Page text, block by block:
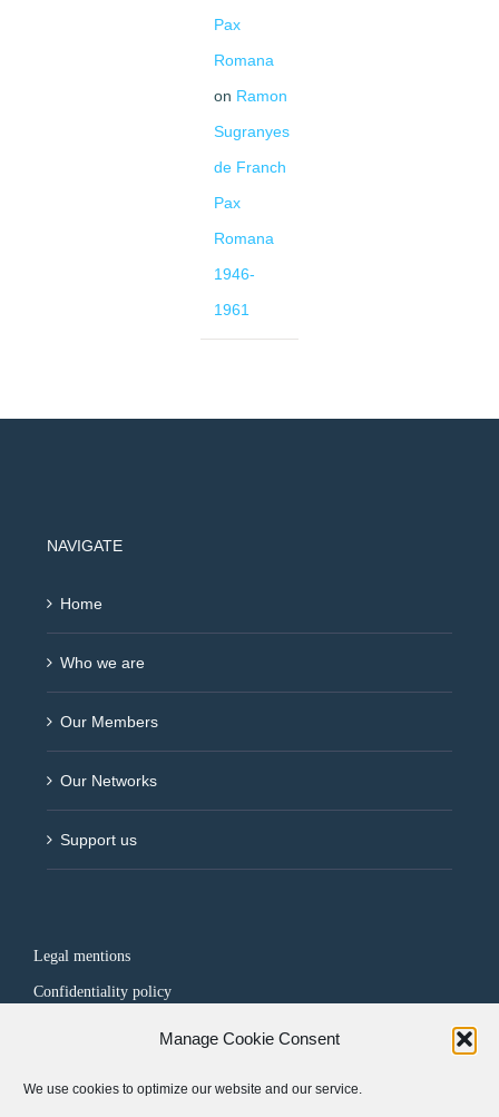
Manage Cookie Consent
We use cookies to optimize our website and our service.
Pax
Romana
on Ramon
Sugranyes
de Franch
Pax
Romana
1946-
1961
NAVIGATE
Home
Who we are
Our Members
Our Networks
Support us
Legal mentions
Confidentiality policy